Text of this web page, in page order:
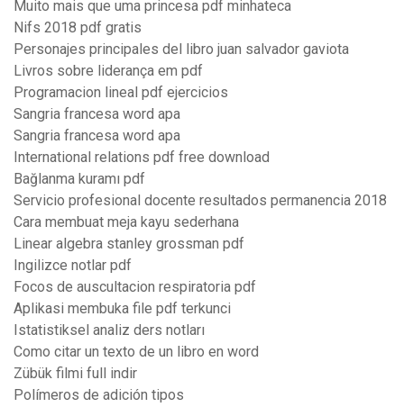
Muito mais que uma princesa pdf minhateca
Nifs 2018 pdf gratis
Personajes principales del libro juan salvador gaviota
Livros sobre liderança em pdf
Programacion lineal pdf ejercicios
Sangria francesa word apa
Sangria francesa word apa
International relations pdf free download
Bağlanma kuramı pdf
Servicio profesional docente resultados permanencia 2018
Cara membuat meja kayu sederhana
Linear algebra stanley grossman pdf
Ingilizce notlar pdf
Focos de auscultacion respiratoria pdf
Aplikasi membuka file pdf terkunci
Istatistiksel analiz ders notları
Como citar un texto de un libro en word
Zübük filmi full indir
Polímeros de adición tipos